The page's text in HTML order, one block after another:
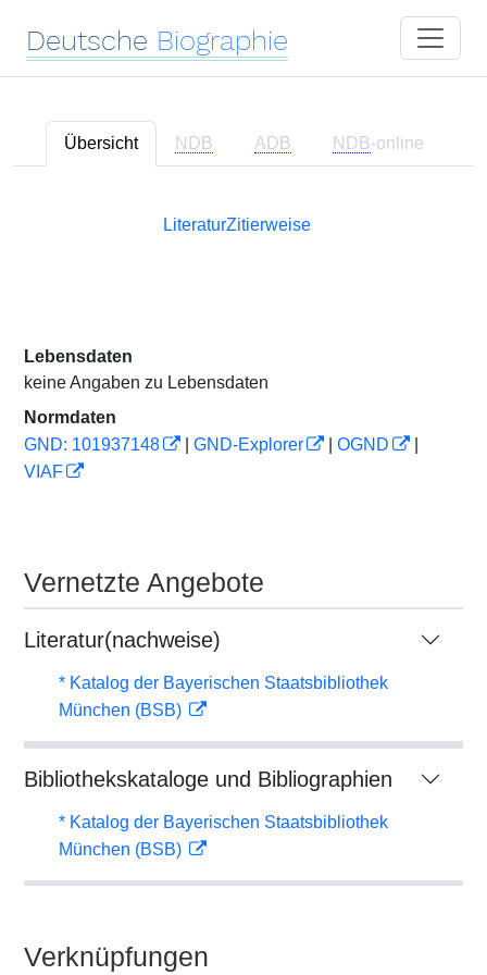
Deutsche Biographie
Übersicht NDB ADB NDB-online
LiteraturZitierweise
Lebensdaten
keine Angaben zu Lebensdaten
Normdaten
GND: 101937148
GND-Explorer OGND
VIAF
Vernetzte Angebote
Literatur(nachweise)
* Katalog der Bayerischen Staatsbibliothek
München (BSB)
Bibliothekskataloge und Bibliographien
* Katalog der Bayerischen Staatsbibliothek
München (BSB)
Verknüpfungen